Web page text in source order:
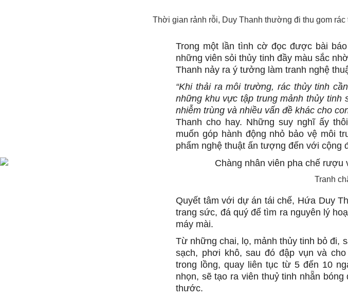
Thời gian rảnh rỗi, Duy Thanh thường đi thu gom
Trong một lần tình cờ đọc được bài
những viên sỏi thủy tinh đầy màu sắc
Thanh nảy ra ý tưởng làm tranh nghệ
“Khi thải ra môi trường, rác thủy tinh
những khu vực tập trung mảnh thủy tinh
nhiễm trùng và nhiều vấn đề khác cho
Thanh cho hay. Những suy nghĩ ấy
muốn góp hành động nhỏ bảo vệ môi
phẩm nghệ thuật ấn tượng đến với cộng
Tranh
Quyết tâm với dự án tái chế, Hứa Duy
trang sức, đá quý để tìm ra nguyên lý
máy mài.
Từ những chai, lọ, mảnh thủy tinh bỏ đi,
sạch, phơi khô, sau đó đập vụn và
trong lồng, quay liên tục từ 5 đến 10
nhọn, sẽ tạo ra viên thuỷ tinh nhẵn
thước.